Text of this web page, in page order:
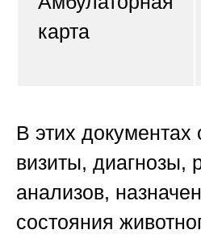
карта
В этих
визиты, диагнозы,
анализов,
состояния